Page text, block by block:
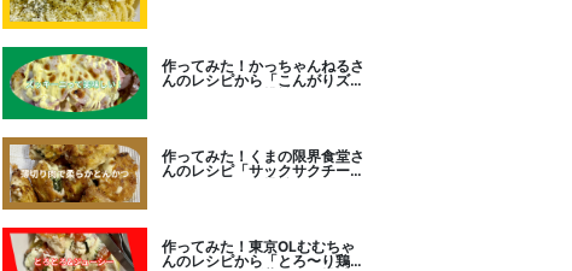
作ってみた！かっちゃんねるさ
んのレシピから「こんがりズッ
作ってみた！くまの限界食堂さ
んのレシピ「サックサクチーズ
作ってみた！東京OLむむちゃ
んのレシピから「とろ〜り鶏む